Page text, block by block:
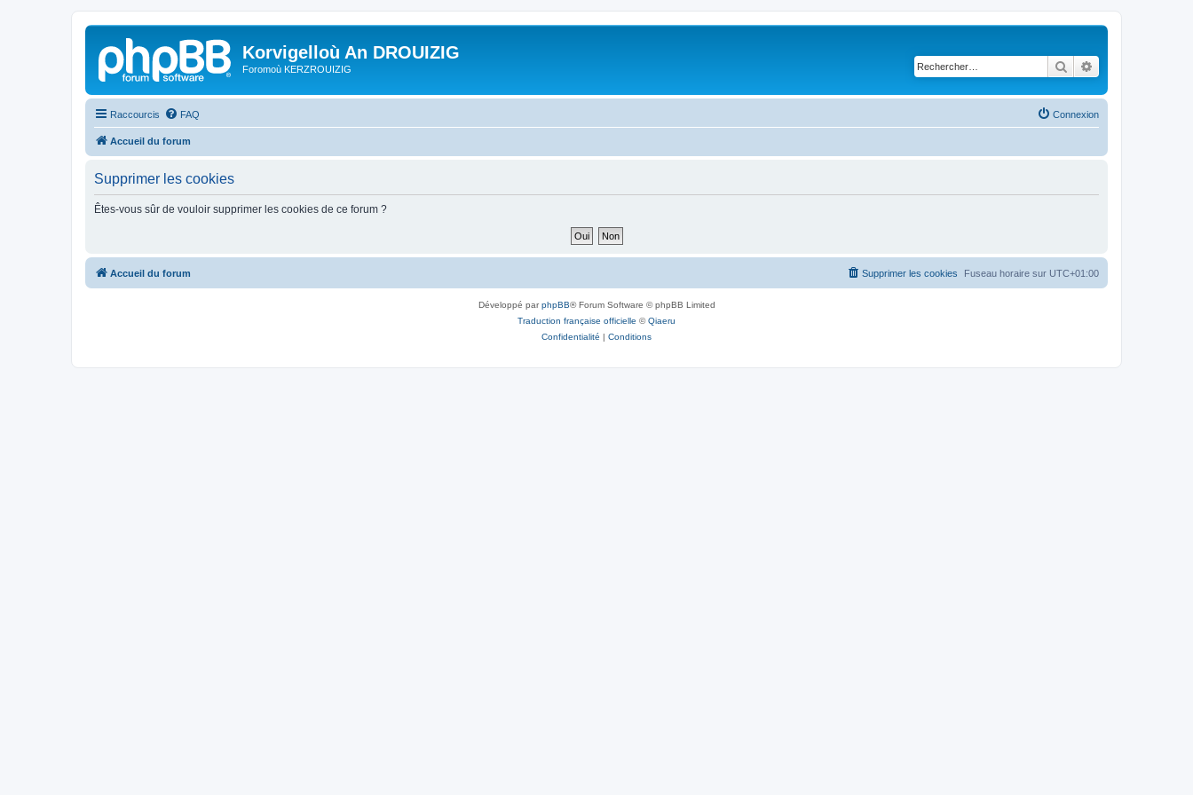
Korvigelloù An DROUIZIG
Foromoù KERZROUIZIG Rechercher
Raccourcis FAQ Connexion
Accueil du forum
Supprimer les cookies
Êtes-vous sûr de vouloir supprimer les cookies de ce forum ?
Accueil du forum Fuseau horaire sur UTC+01:00
Supprimer les cookies
Développé parphpBB® Forum Software © phpBB Limited
Traduction française officielle ©Qiaeru
Confidentialité | Conditions